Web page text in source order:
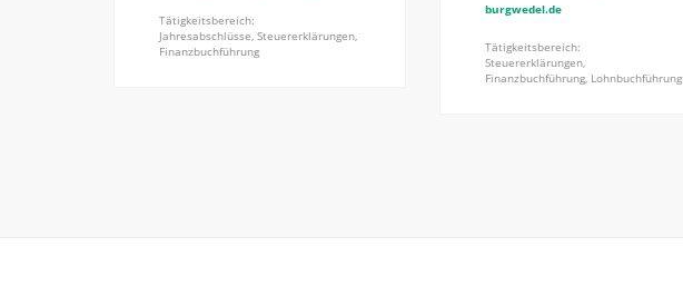
Tätigkeitsbereich:
Jahresabschlüsse, Steuererklärungen,
Finanzbuchführung
burgwedel.de
Tätigkeitsbereich:
Steuererklärungen,
Finanzbuchführung, Lohnbuchführung